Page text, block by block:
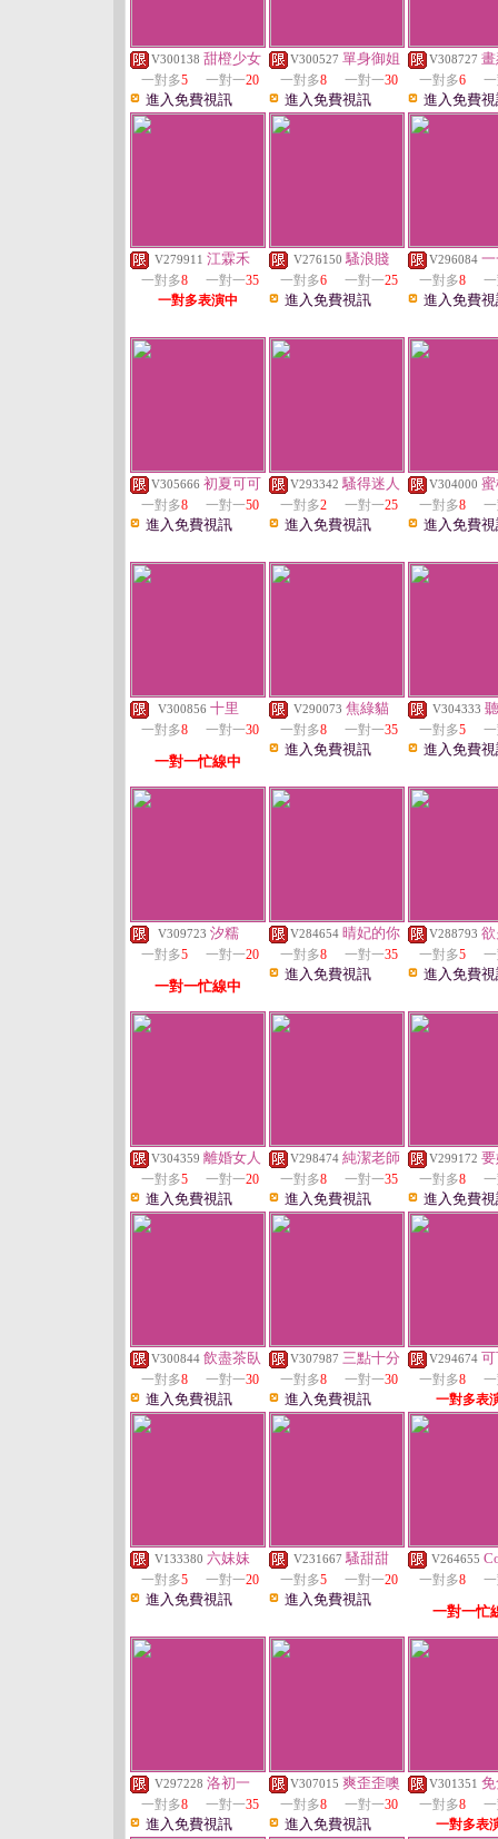
V300138 甜橙少女
一對多5 一對一20
進入免費視訊
V300527 單身御姐
一對多8 一對一30
進入免費視訊
V308727
一對多6
進入免費
V279911 江霖禾
一對多8 一對一35
一對多表演中
V276150 騷浪賤
一對多6 一對一25
進入免費視訊
V296084
一對多8
進入免費
V305666 初夏可可
一對多8 一對一50
進入免費視訊
V293342 騷得迷人
一對多2 一對一25
進入免費視訊
V304000
一對多8
進入免費
V300856 十里
一對多8 一對一30
一對一忙線中
V290073 焦綠貓
一對多8 一對一35
進入免費視訊
V304333
一對多5
進入免費
V309723 汐糯
一對多5 一對一20
一對一忙線中
V284654 晴妃的你
一對多8 一對一35
進入免費視訊
V288793
一對多5
進入免費
V304359 離婚女人
一對多5 一對一20
進入免費視訊
V298474 純潔老師
一對多8 一對一35
進入免費視訊
V299172
一對多8
進入免費
V300844 飲盡茶臥
一對多8 一對一30
進入免費視訊
V307987 三點十分
一對多8 一對一30
進入免費視訊
V294674
一對多8
一對多表
V133380 六妹妹
一對多5 一對一20
進入免費視訊
V231667 騷甜甜
一對多5 一對一20
進入免費視訊
V264655
一對多8
一對一忙
V297228 洛初一
一對多8 一對一35
進入免費視訊
V307015 爽歪歪噢
一對多8 一對一30
進入免費視訊
V301351
一對多8
一對多表